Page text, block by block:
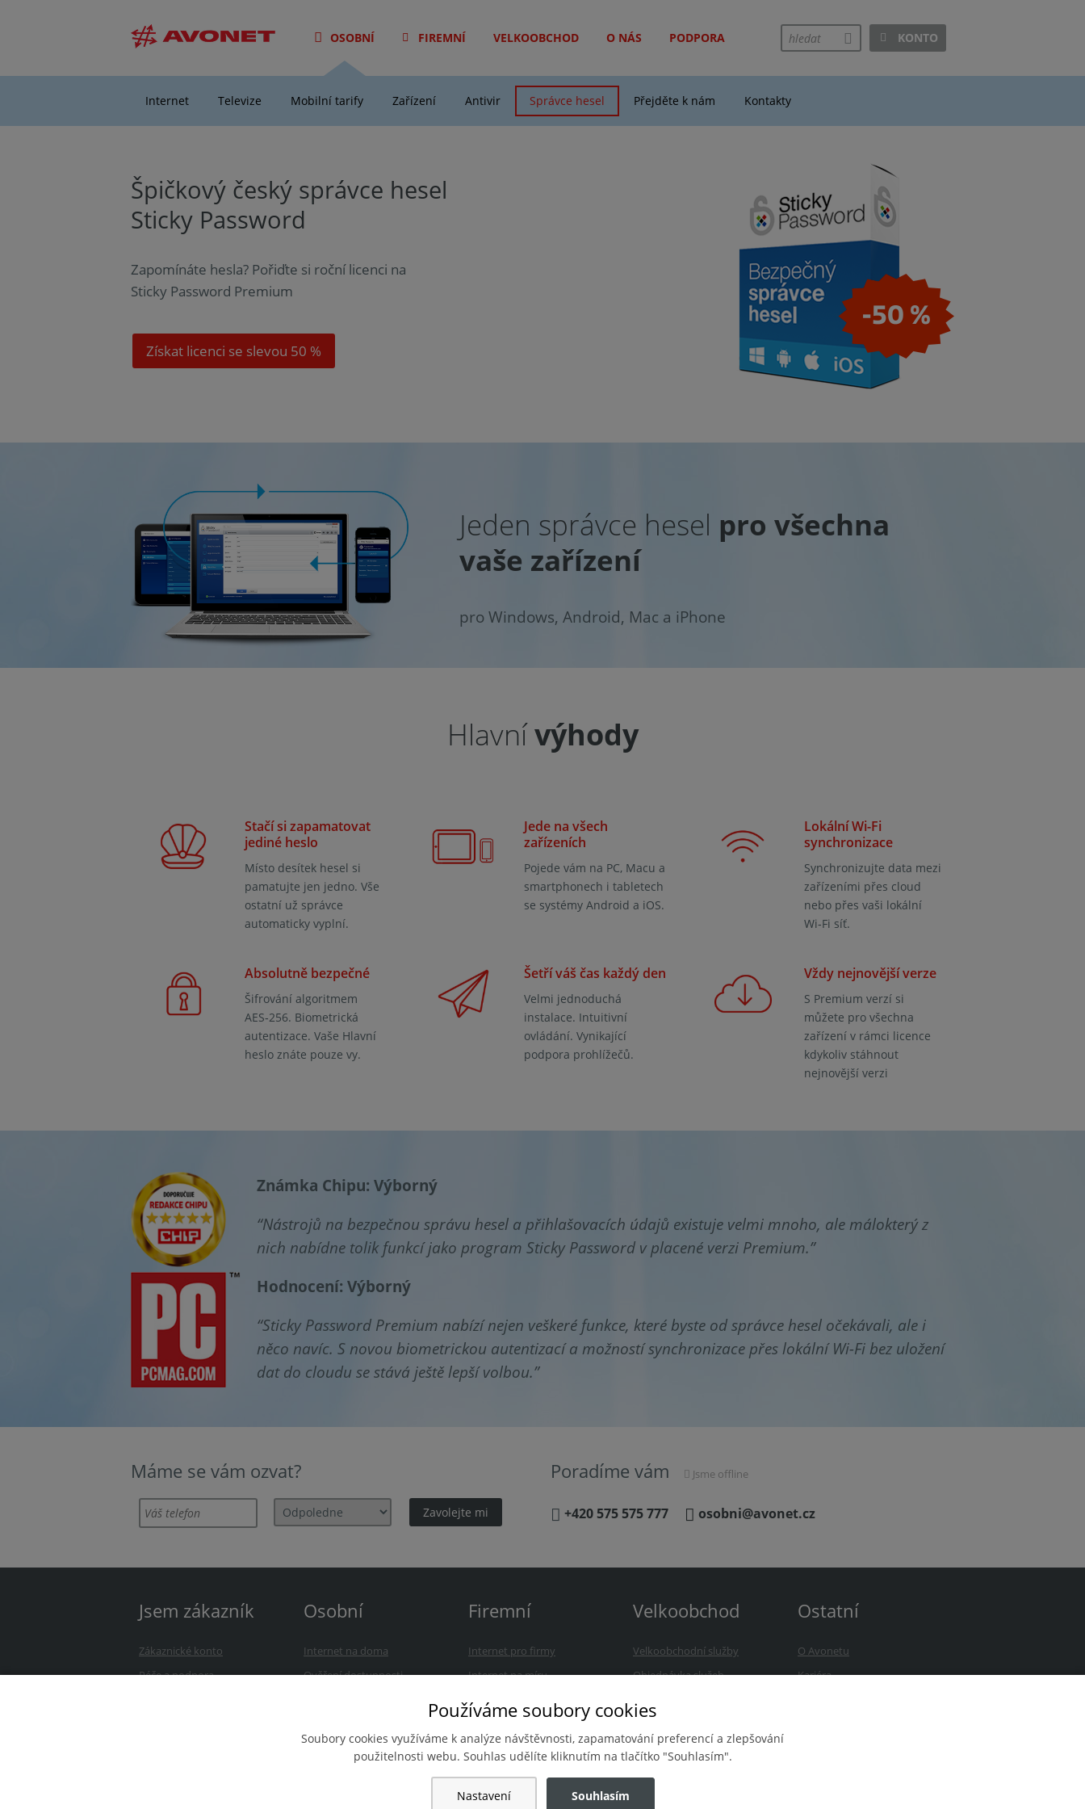
KONTO
OSOBNÍ FIREMNÍ VELKOOBCHOD O NÁS PODPORA
Internet Televize Mobilní tarify Zařízení Antivir Správce hesel Přejděte k nám Kontakty
Špičkový český správce hesel
Sticky Password
Zapomínáte hesla? Pořiďte si roční licenci na
Sticky Password Premium
Získat licenci se slevou 50 %
Jeden správce hesel pro všechna
vaše zařízení
pro Windows, Android, Mac a iPhone
Hlavnívýhody
Stačí si zapamatovat
jediné heslo
Místo desítek hesel si
pamatujte jen jedno. Vše
ostatní už správce
automaticky vyplní.
Jede na všech
zařízeních
Pojede vám na PC, Macu a
smartphonech i tabletech
se systémy Android a iOS.
Lokální Wi-Fi
synchronizace
Synchronizujte data mezi
zařízeními přes cloud
nebo přes vaši lokální
Wi‑Fi síť.
Absolutně bezpečné
Šifrování algoritmem
AES‑256. Biometrická
autentizace. Vaše Hlavní
heslo znáte pouze vy.
Šetří váš čas každý den
Velmi jednoduchá
instalace. Intuitivní
ovládání. Vynikající
podpora prohlížečů.
Vždy nejnovější verze
S Premium verzí si
můžete pro všechna
zařízení v rámci licence
kdykoliv stáhnout
nejnovější verzi
Známka Chipu: Výborný
“Nástrojů na bezpečnou správu hesel a přihlašovacích údajů existuje velmi mnoho, ale málokterý z
nich nabídne tolik funkcí jako program Sticky Password v placené verzi Premium.”
Hodnocení: Výborný
“Sticky Password Premium nabízí nejen veškeré funkce, které byste od správce hesel očekávali, ale i
něco navíc. S novou biometrickou autentizací a možností synchronizace přes lokální Wi-Fi bez uložení
dat do cloudu se stává ještě lepší volbou.”
Máme se vám ozvat? Poradíme vám Jsme offline
+420 575 575 777 osobni@avonet.cz
Jsem zákazník
Zákaznické konto
Péče a podpora
Osobní
Internet na doma
Ověření dostupnosti
Firemní
Internet pro firmy
Internet na míru
Reference
Velkoobchod
Velkoobchodní služby
Objednávka služeb
Ostatní
O Avonetu
Kariéra
Používáme soubory cookies
Soubory cookies využíváme k analýze návštěvnosti, zapamatování preferencí a zlepšování
použitelnosti webu. Souhlas udělíte kliknutím na tlačítko "Souhlasím".
Nastavení Souhlasím